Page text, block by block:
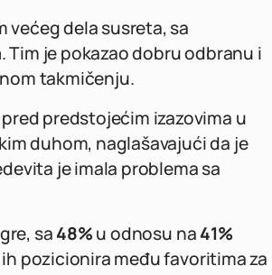
većeg dela susreta, sa
. Tim je pokazao dobru odbranu i
takmičenju.
predstojećim izazovima u
duhom, naglašavajući da je
je imala problema sa
sa48%u odnosu na41%
pozicionira među favoritima za